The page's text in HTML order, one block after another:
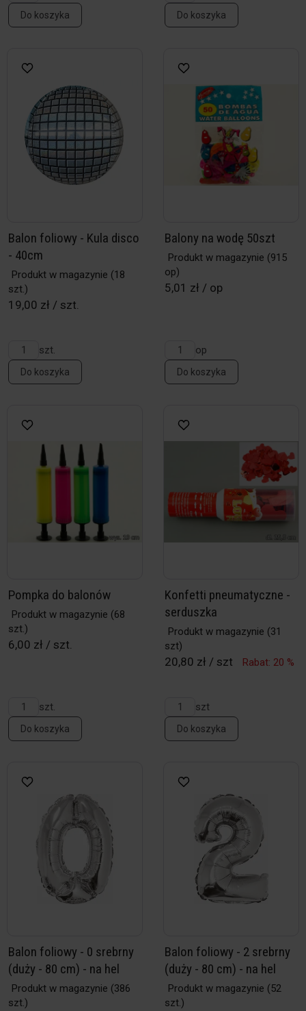
Do koszyka Do koszyka
Balon foliowy - Kula disco
- 40cm
Produkt w magazynie (18
szt.)
19,00 zł / szt.
szt.
Do koszyka
Balony na wodę 50szt
Produkt w magazynie (915
op)
5,01 zł / op
op
Do koszyka
Pompka do balonów
Produkt w magazynie (68
szt.)
6,00 zł / szt.
szt.
Do koszyka
Konfetti pneumatyczne -
serduszka
Produkt w magazynie (31
szt)
20,80 zł / szt Rabat: 20 %
szt
Do koszyka
Balon foliowy - 0 srebrny
(duży - 80 cm) - na hel
Produkt w magazynie (386
szt.)
Balon foliowy - 2 srebrny
(duży - 80 cm) - na hel
Produkt w magazynie (52
szt.)